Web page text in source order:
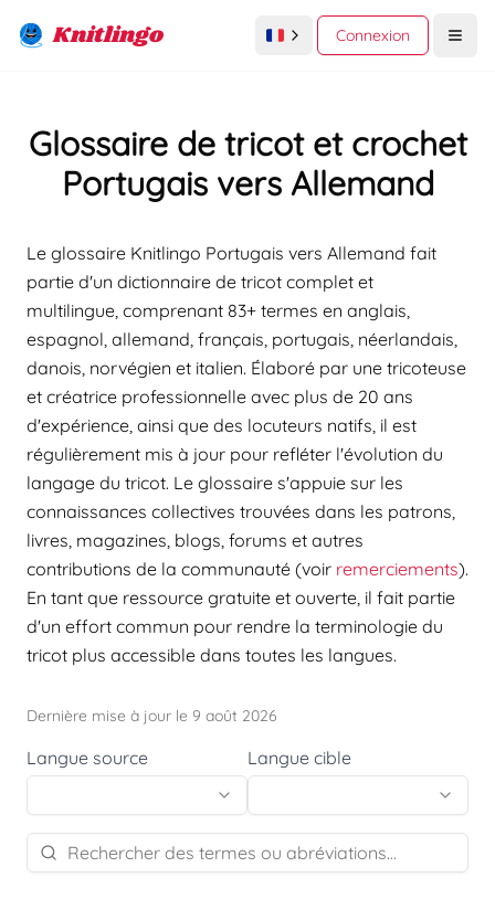
Knitlingo Connexion
Glossaire de tricot et crochet
Portugais vers Allemand
Le glossaire Knitlingo Portugais vers Allemand fait
partie d'un dictionnaire de tricot complet et
multilingue, comprenant 83+ termes en anglais,
espagnol, allemand, français, portugais, néerlandais,
danois, norvégien et italien. Élaboré par une tricoteuse
et créatrice professionnelle avec plus de 20 ans
d'expérience, ainsi que des locuteurs natifs, il est
régulièrement mis à jour pour refléter l'évolution du
langage du tricot. Le glossaire s'appuie sur les
connaissances collectives trouvées dans les patrons,
livres, magazines, blogs, forums et autres
contributions de la communauté (voir remerciements).
En tant que ressource gratuite et ouverte, il fait partie
d'un effort commun pour rendre la terminologie du
tricot plus accessible dans toutes les langues.
Dernière mise à jour le 9 août 2026
Langue source Langue cible